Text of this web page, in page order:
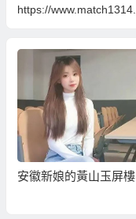
https://
安徽新娘的黃山玉屏樓